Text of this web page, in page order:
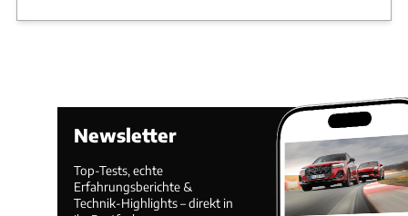
Newsletter
Top-Tests, echte
Erfahrungsberichte &
Technik-Highlights – direkt in